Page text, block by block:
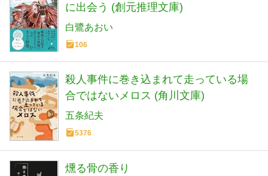
に出会う (創元推理文庫)
白鷺あおい
106
殺人事件に巻き込まれて走っている場
合ではないメロス (角川文庫)
五条紀夫
5376
燻る骨の香り